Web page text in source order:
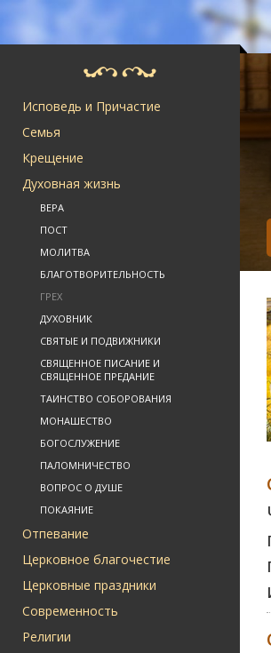
Исповедь и Причастие
Семья
Крещение
Духовная жизнь
ВЕРА
ПОСТ
МОЛИТВА
БЛАГОТВОРИТЕЛЬНОСТЬ
ГРЕХ
ДУХОВНИК
СВЯТЫЕ И ПОДВИЖНИКИ
СВЯЩЕННОЕ ПИСАНИЕ И
СВЯЩЕННОЕ ПРЕДАНИЕ
ТАИНСТВО СОБОРОВАНИЯ
МОНАШЕСТВО
БОГОСЛУЖЕНИЕ
ПАЛОМНИЧЕСТВО
ВОПРОС О ДУШЕ
ПОКАЯНИЕ
Отпевание
Церковное благочестие
Церковные праздники
Современность
Религии